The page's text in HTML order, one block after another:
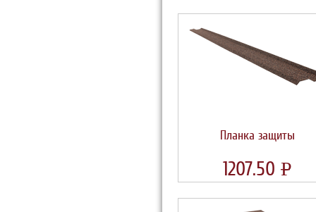
Планка защиты
1207.50 P